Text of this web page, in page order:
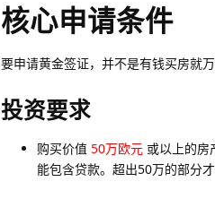
核心申请条件
要申请黄金签证，并不是有钱买房就
投资要求
购买价值 50万欧元 或以上的房
能包含贷款。超出50万的部分才